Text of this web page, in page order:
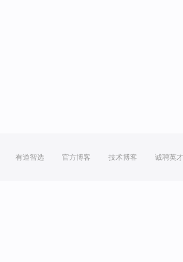
有道智选 官方博客 技术博客 诚聘英才